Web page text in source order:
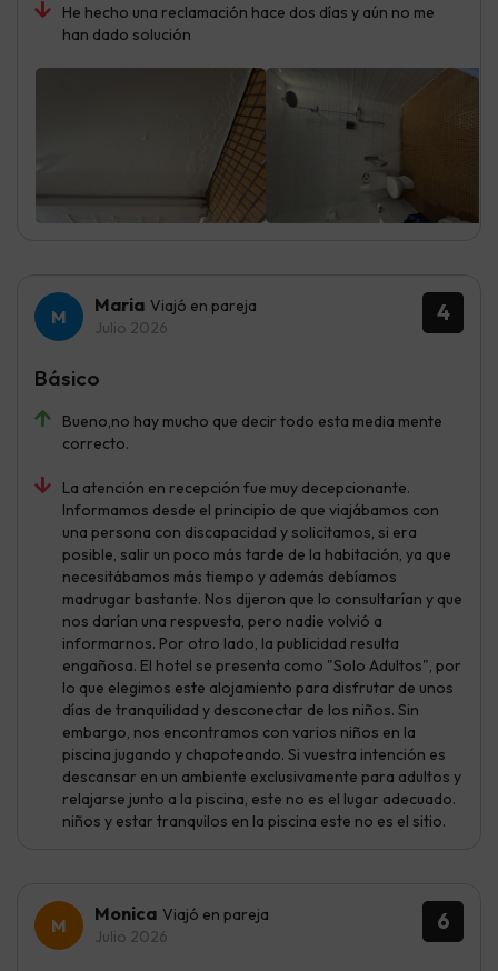
He hecho una reclamación hace dos días y aún no me
han dado solución
4
Maria Viajó en pareja
Julio 2026
Bueno,no hay mucho que decir todo esta media mente
correcto.
La atención en recepción fue muy decepcionante.
Informamos desde el principio de que viajábamos con
una persona con discapacidad y solicitamos, si era
posible, salir un poco más tarde de la habitación, ya que
necesitábamos más tiempo y además debíamos
madrugar bastante. Nos dijeron que lo consultarían y que
nos darían una respuesta, pero nadie volvió a
informarnos. Por otro lado, la publicidad resulta
engañosa. El hotel se presenta como "Solo Adultos", por
lo que elegimos este alojamiento para disfrutar de unos
días de tranquilidad y desconectar de los niños. Sin
embargo, nos encontramos con varios niños en la
piscina jugando y chapoteando. Si vuestra intención es
descansar en un ambiente exclusivamente para adultos y
relajarse junto a la piscina, este no es el lugar adecuado.
niños y estar tranquilos en la piscina este no es el sitio.
Básico
6
Monica Viajó en pareja
Julio 2026